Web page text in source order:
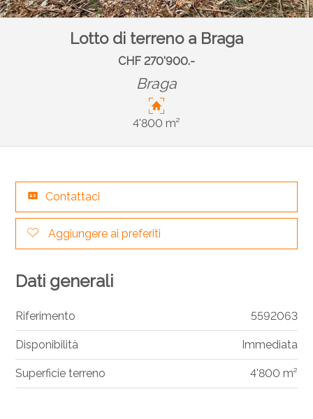
Lotto di terreno a Braga
CHF 270'900.-
Braga
4'800 m²
Contattaci
Aggiungere ai preferiti
Dati generali
Riferimento 5592063
Disponibilità Immediata
Superficie terreno 4'800 m²